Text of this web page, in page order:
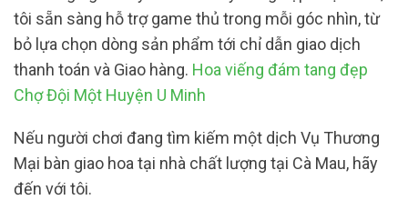
tôi sẵn sàng hỗ trợ game thủ trong mỗi góc nhìn, từ
bỏ lựa chọn dòng sản phẩm tới chỉ dẫn giao dịch
thanh toán và Giao hàng. Hoa viếng đám tang đẹp
Chợ Đội Một Huyện U Minh
Nếu người chơi đang tìm kiếm một dịch Vụ Thương
Mại bàn giao hoa tại nhà chất lượng tại Cà Mau, hãy
đến với tôi.